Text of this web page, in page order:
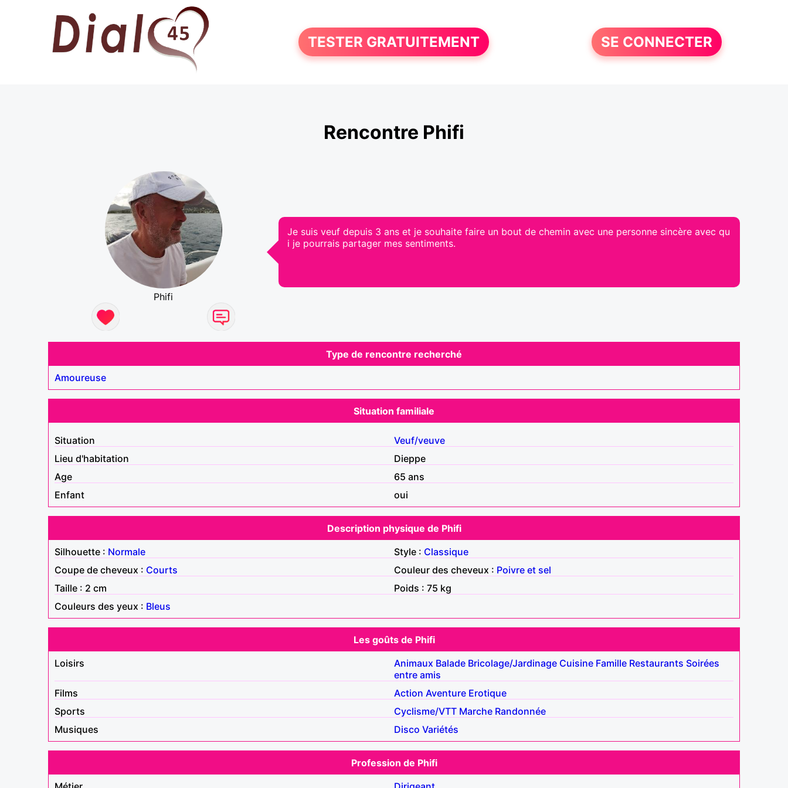
TESTER GRATUITEMENT SE CONNECTER
Rencontre Phifi
Phifi
Je suis veuf depuis 3 ans et je souhaite faire un bout de chemin avec une personne sincère avec qu
i je pourrais partager mes sentiments.
Type de rencontre recherché
Amoureuse
Situation familiale
Situation
Veuf/veuve
Lieu d'habitation
Dieppe
Age
65 ans
Enfant
oui
Description physique de Phifi
Silhouette : Normale Style : Classique
Coupe de cheveux : Courts Couleur des cheveux : Poivre et sel
Taille : 2 cm
Poids : 75 kg
Couleurs des yeux : Bleus
Les goûts de Phifi
Loisirs
Animaux Balade Bricolage/Jardinage Cuisine Famille Restaurants Soirées
entre amis
Films
Action Aventure Erotique
Sports
Cyclisme/VTT Marche Randonnée
Musiques
Disco Variétés
Profession de Phifi